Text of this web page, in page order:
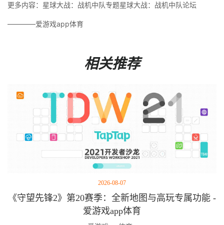
更多内容：星球大战：战机中队专题星球大战：战机中队论坛
————爱游戏app体育
相关推荐
2026-08-07
《守望先锋2》第20赛季：全新地图与高玩专属功能 -
爱游戏app体育